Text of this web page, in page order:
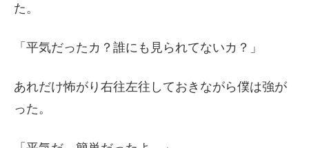
た。
「平気だったカ？誰にも見られてないカ？」
あれだけ怖がり右往左往しておきながら僕は強が
った。